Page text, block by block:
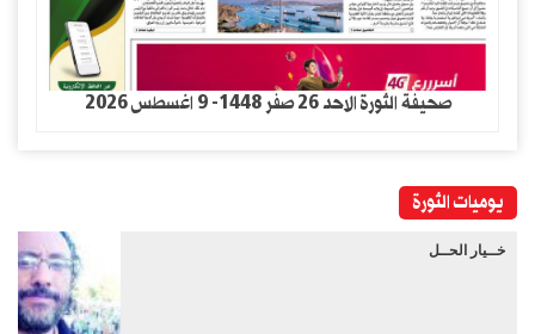
صحيفة الثورة الاحد 26 صفر 1448- 9 اغسطس 2026
يوميات الثورة
خــيار الحــل